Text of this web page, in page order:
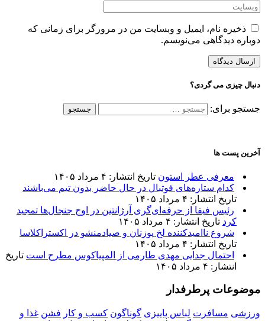
ذخیره نام، ایمیل و وبسایت من در مرورگر برای زمانی که
دوباره دیدگاهی می‌نویسم.
دنبال چیزی می گردی؟
جستجو برای:
آخرین پست ها
معرفی عطر استون تاریخ انتشار: ۴ مرداد ۱۴۰۵
کدام ستاره‌های فوتبال در حال حاضر بدون تیم می‌باشند
تاریخ انتشار: ۴ مرداد ۱۴۰۵
رئیس فیفا از حرفه‌ای‌گری آرژانتین در اوج جنجال‌ها تمجید
کرد تاریخ انتشار: ۴ مرداد ۱۴۰۵
شروع ناامیدکننده لخ پوزنان و صیادمنشو در اکستراکلاسا
تاریخ انتشار: ۴ مرداد ۱۴۰۵
احتمال جدایی مهدی طارمی از المپیاکوس مطرح است تاریخ
انتشار: ۴ مرداد ۱۴۰۵
موضوعات پرطرفدار
ورزشی مسافرت لباس پاییزی گوناگون کسب و کار فشن غذا و